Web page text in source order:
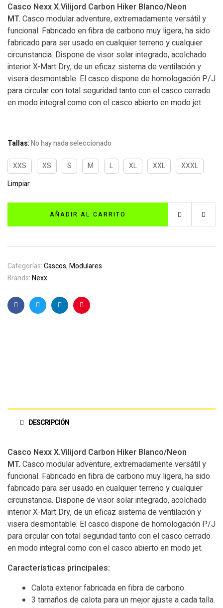
Casco Nexx X.Vilijord Carbon Hiker Blanco/Neon
MT. Casco modular adventure, extremadamente versátil y
funcional. Fabricado en fibra de carbono muy ligera, ha sido
fabricado para ser usado en cualquier terreno y cualquier
circunstancia. Dispone de visor solar integrado, acolchado
interior X-Mart Dry, de un eficaz sistema de ventilación y
visera desmontable. El casco dispone de homologación P/J
para circular con total seguridad tanto con el casco cerrado
en modo integral como con el casco abierto en modo jet.
Tallas:No hay nada seleccionado
XXS XS S M L XL XXL
XXXL
Limpiar
AÑADIR AL CARRITO
Categorías:Cascos,Modulares
Brands:Nexx
FacebookTwitterLinkedinPinterest
DESCRIPCIÓN
Casco Nexx X.Vilijord Carbon Hiker Blanco/Neon
MT. Casco modular adventure, extremadamente versátil y
funcional. Fabricado en fibra de carbono muy ligera, ha sido
fabricado para ser usado en cualquier terreno y cualquier
circunstancia. Dispone de visor solar integrado, acolchado
interior X-Mart Dry, de un eficaz sistema de ventilación y
visera desmontable. El casco dispone de homologación P/J
para circular con total seguridad tanto con el casco cerrado
en modo integral como con el casco abierto en modo jet.
Características principales:
Calota exterior fabricada en fibra de carbono.
3 tamaños de calota para un mejor ajuste a cada talla.